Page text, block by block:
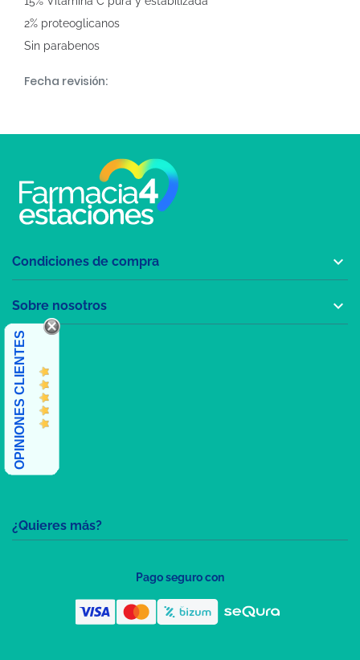
2% proteoglicanos
Sin parabenos
Fecha revisión:
¿Quieres más?
Condiciones de compra 
Sobre nosotros 
OPINIONES CLIENTES
Pago seguro con